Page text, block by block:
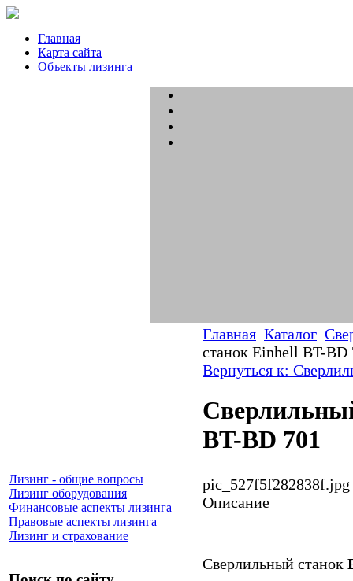
Главная
Карта сайта
Объекты лизинга
Лизинг - общие вопросы
Лизинг оборудования
Финансовые аспекты лизинга
Правовые аспекты лизинга
Лизинг и страхование
Главная Каталог
станок Einhell BT-BD
Вернуться к:
BT-BD 701
pic_527f5f282838f.jpg
Описание
Сверлильный станок